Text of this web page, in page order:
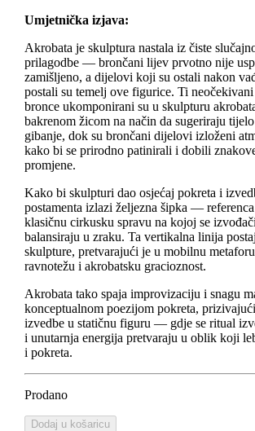
Umjetnička izjava:
Akrobata je skulptura nastala iz čiste
prilagodbe — brončani lijev prvotno nije
zamišljeno, a dijelovi koji su ostali nakon
postali su temelj ove figurice. Ti
bronce ukomponirani su u skulpturu
bakrenom žicom na način da sugeriraju
gibanje, dok su brončani dijelovi izloženi
kako bi se prirodno patinirali i dobili
promjene.
Kako bi skulpturi dao osjećaj pokreta i
postamenta izlazi željezna šipka — referenca
klasičnu cirkusku spravu na kojoj se
balansiraju u zraku. Ta vertikalna linija
skulpture, pretvarajući je u mobilnu
ravnotežu i akrobatsku gracioznost.
Akrobata tako spaja improvizaciju i snagu
konceptualnom poezijom pokreta,
izvedbe u statičnu figuru — gdje se ritual
i unutarnja energija pretvaraju u oblik koji
i pokreta.
Prodano
Dodaj u košaricu